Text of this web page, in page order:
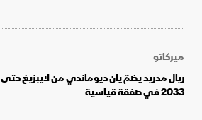
ميركاتو
ريال مدريد يضمّ يان ديوماندي من لايبزيغ حتى
2033 في صفقة قياسية